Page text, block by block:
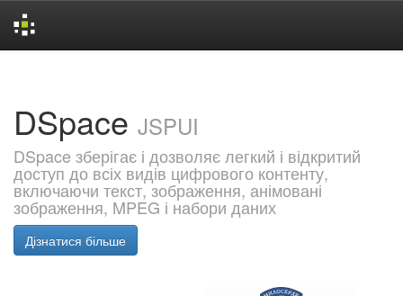
DSpace JSPUI
DSpace зберігає і дозволяє легкий і відкритий
доступ до всіх видів цифрового контенту,
включаючи текст, зображення, анімовані
зображення, MPEG і набори даних
Дізнатися більше